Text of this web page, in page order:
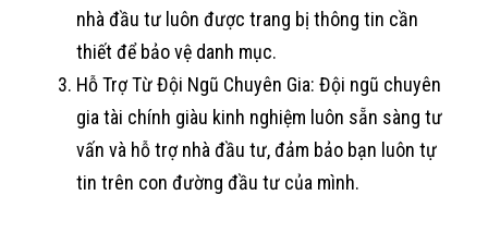
nhà đầu tư luôn được trang bị thông tin cần
thiết để bảo vệ danh mục.
Hỗ Trợ Từ Đội Ngũ Chuyên Gia: Đội ngũ chuyên
gia tài chính giàu kinh nghiệm luôn sẵn sàng tư
vấn và hỗ trợ nhà đầu tư, đảm bảo bạn luôn tự
tin trên con đường đầu tư của mình.